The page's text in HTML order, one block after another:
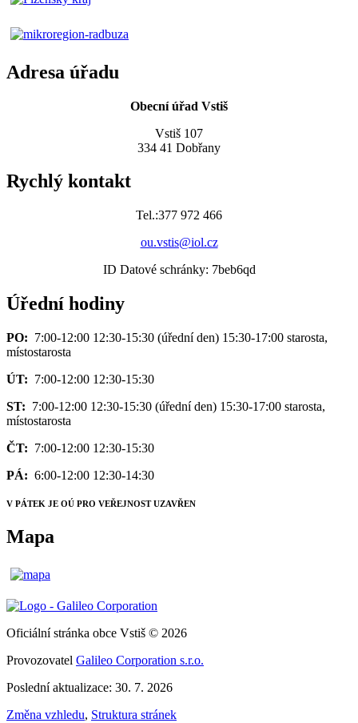
Adresa úřadu
Obecní úřad Vstiš
Vstiš 107
334 41 Dobřany
Rychlý kontakt
Tel.:377 972 466
ou.vstis@iol.cz
ID Datové schránky: 7beb6qd
Úřední hodiny
PO: 7:00-12:00 12:30-15:30 (úřední den) 15:30-17:00 starosta,
místostarosta
ÚT: 7:00-12:00 12:30-15:30
ST: 7:00-12:00 12:30-15:30 (úřední den) 15:30-17:00 starosta,
místostarosta
ČT: 7:00-12:00 12:30-15:30
PÁ: 6:00-12:00 12:30-14:30
V PÁTEK JE OÚ PRO VEŘEJNOST UZAVŘEN
Mapa
Oficiální stránka obce Vstiš © 2026
Provozovatel Galileo Corporation s.r.o.
Poslední aktualizace: 30. 7. 2026
Změna vzhledu, Struktura stránek